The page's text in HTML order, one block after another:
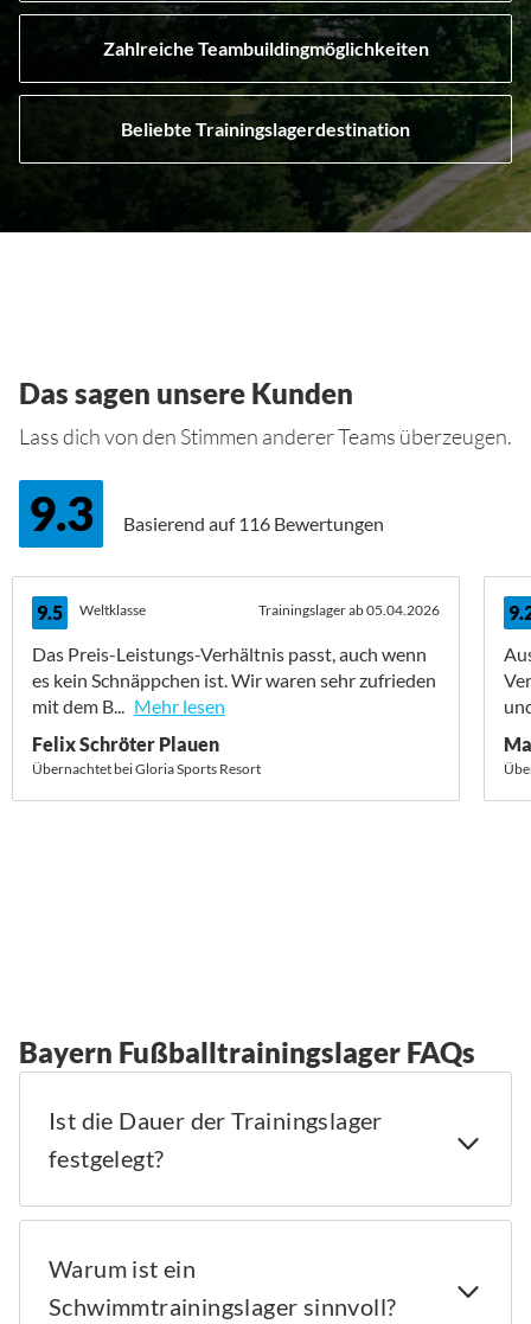
Zahlreiche Teambuildingmöglichkeiten
Beliebte Trainingslagerdestination
Das sagen unsere Kunden
Lass dich von den Stimmen anderer Teams überzeugen.
9.3 Basierend auf116 Bewertungen
9.5 Weltklasse Trainingslager ab 05.04.2026
Das Preis-Leistungs-Verhältnis passt, auch wenn
es kein Schnäppchen ist. Wir waren sehr zufrieden
mit dem B... Mehr lesen
Felix Schröter Plauen
Übernachtet bei Gloria Sports Resort
Bayern Fußballtrainingslager FAQs
Ist die Dauer der Trainingslager
festgelegt?
Warum ist ein
Schwimmtrainingslager sinnvoll?